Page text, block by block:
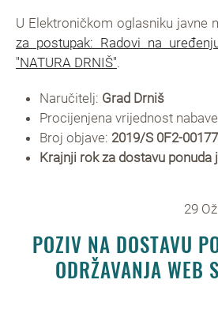
U Elektroničkom oglasniku javne
za postupak: Radovi na
"NATURA DRNIŠ".
Naručitelj: Grad Drniš
Procijenjena vrijednost
Broj objave: 2019/S 0F2-
Krajnji rok za dostavu ponuda
29
POZIV NA DOSTAVU
ODRŽAVANJA WEB